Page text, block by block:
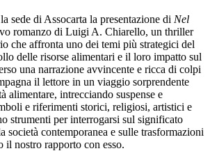
sede di Assocarta la presentazione di Nel
romanzo di Luigi A. Chiarello, un thriller
che affronta uno dei temi più strategici del
delle risorse alimentari e il loro impatto sul
una narrazione avvincente e ricca di colpi
il lettore in un viaggio sorprendente
alimentare, intrecciando suspense e
e riferimenti storici, religiosi, artistici e
strumenti per interrogarsi sul significato
società contemporanea e sulle trasformazioni
il nostro rapporto con esso.